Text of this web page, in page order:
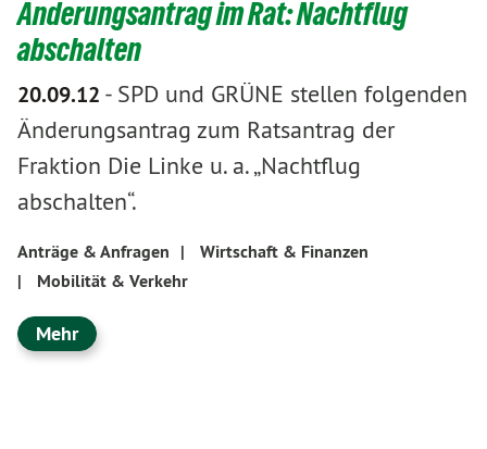
Änderungsantrag im Rat: Nachtflug
abschalten
20.09.12 - SPD und GRÜNE stellen folgenden
Änderungsantrag zum Ratsantrag der
Fraktion Die Linke u. a. „Nachtflug
abschalten“.
Anträge & Anfragen |
Wirtschaft & Finanzen
|
Mobilität & Verkehr
Mehr